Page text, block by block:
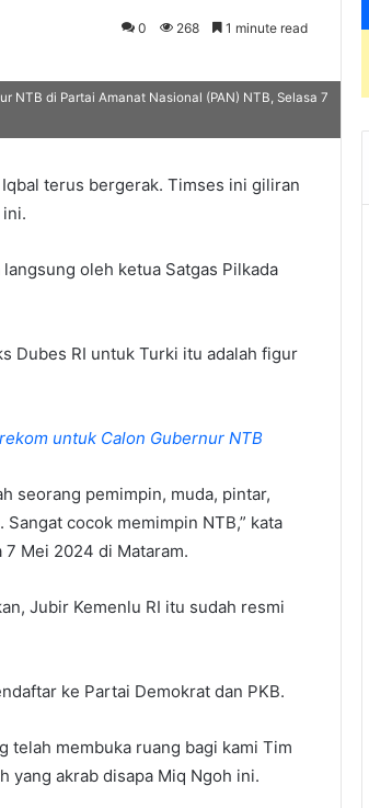
0 268 1 minute read
NTB di Partai Amanat Nasional (PAN) NTB, Selasa 7
terus bergerak. Timses ini giliran
oleh ketua Satgas Pilkada
Dubes RI untuk Turki itu adalah figur
untuk Calon Gubernur NTB
seorang pemimpin, muda, pintar,
cocok memimpin NTB,” kata
Mei 2024 di Mataram.
Jubir Kemenlu RI itu sudah resmi
ke Partai Demokrat dan PKB.
telah membuka ruang bagi kami Tim
yang akrab disapa Miq Ngoh ini.